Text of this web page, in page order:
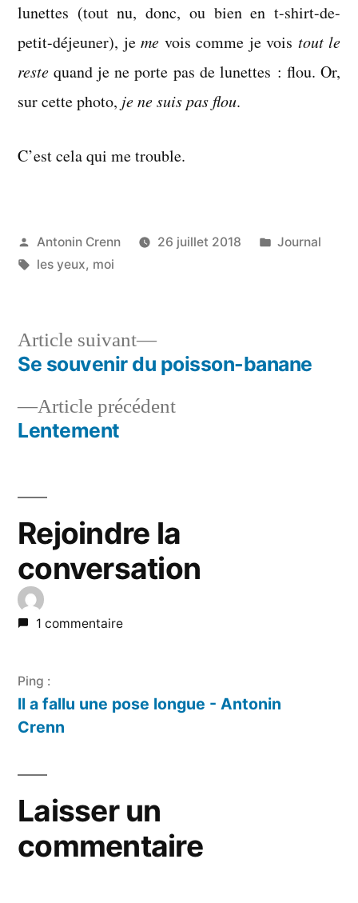
lunettes (tout nu, donc, ou bien en t-shirt-de-
petit-déjeuner), je me vois comme je vois tout le
reste quand je ne porte pas de lunettes : flou. Or,
sur cette photo, je ne suis pas flou.
C’est cela qui me trouble.
Publié
par
Antonin Crenn 26 juillet 2018
Publié
Journal
Étiquettes :
les yeux, moi
Navigation
deArticle précédentArticle
Lentement
Article suivant
Article
suivant :
Se souvenir du poisson-banane
Rejoindre la
conversation
1 commentaire
Ping :
Il a fallu une pose longue - Antonin
Crenn
Laisser un
commentaire